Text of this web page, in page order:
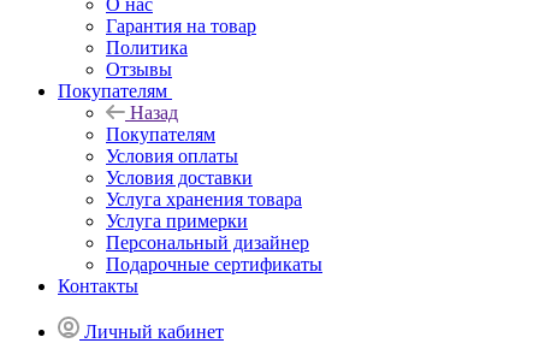
О нас
Гарантия на товар
Политика
Отзывы
Покупателям
Назад
Покупателям
Условия оплаты
Условия доставки
Услуга хранения товара
Услуга примерки
Персональный дизайнер
Подарочные сертификаты
Контакты
Личный кабинет